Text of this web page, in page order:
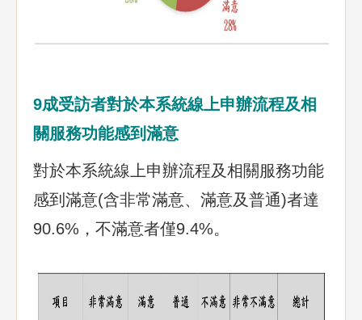
9成受訪者對於本系統線上申辦流程及相
關服務功能感到滿意
對於本系統線上申辦流程及相關服務功能
感到滿意(含非常滿意、滿意及普通)者達
90.6%，不滿意者僅9.4%。